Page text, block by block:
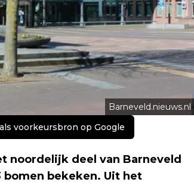
Barneveld.nieuws.nl
voorkeursbron op Google
noordelijk deel van Barneveld
bekeken. Uit het